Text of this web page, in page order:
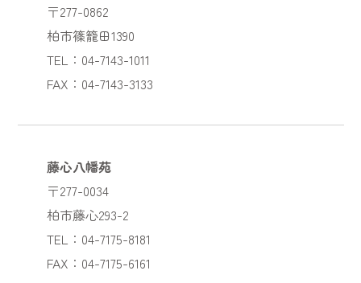
〒277-0862
柏市篠籠田1390
TEL：04-7143-1011
FAX：04-7143-3133
藤心八幡苑
〒277-0034
柏市藤心293-2
TEL：04-7175-8181
FAX：04-7175-6161